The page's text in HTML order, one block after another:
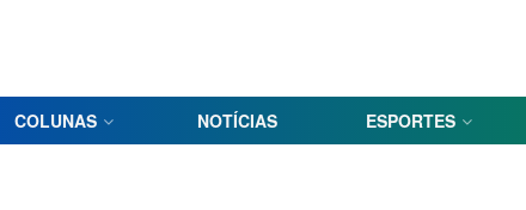
COLUNAS NOTÍCIAS ESPORTES